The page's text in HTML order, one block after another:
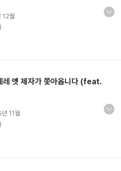
12월
레 옛 제자가 쫓아옵니다 (feat.
11월